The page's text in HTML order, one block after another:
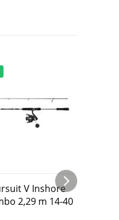
V Inshore
2,29 m 14-40